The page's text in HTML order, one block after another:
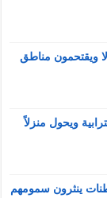
ويقتحمون مناطق
ويحول منزلاً
ينثرون سمومهم